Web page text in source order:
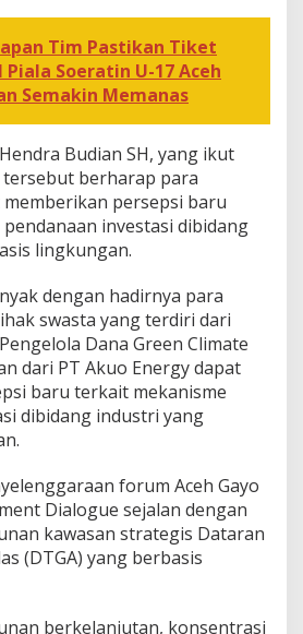
Tim Pastikan Tiket
Soeratin U-17 Aceh
Semakin Memanas
Budian SH, yang ikut
berharap para
persepsi baru
investasi dibidang
lingkungan.
dengan hadirnya para
swasta yang terdiri dari
Dana Green Climate
dari PT Akuo Energy dapat
baru terkait mekanisme
dibidang industri yang
forum Aceh Gayo
Dialogue sejalan dengan
kawasan strategis Dataran
(DTGA) yang berbasis
berkelanjutan, konsentrasi